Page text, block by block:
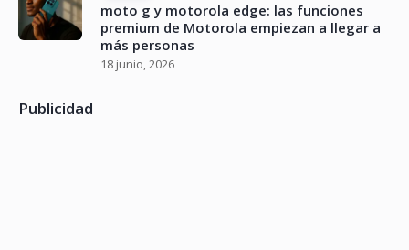
moto g y motorola edge: las funciones
premium de Motorola empiezan a llegar a
más personas
18 junio, 2026
Publicidad